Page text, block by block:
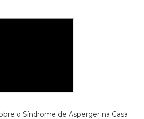
o Síndrome de Asperger na Casa